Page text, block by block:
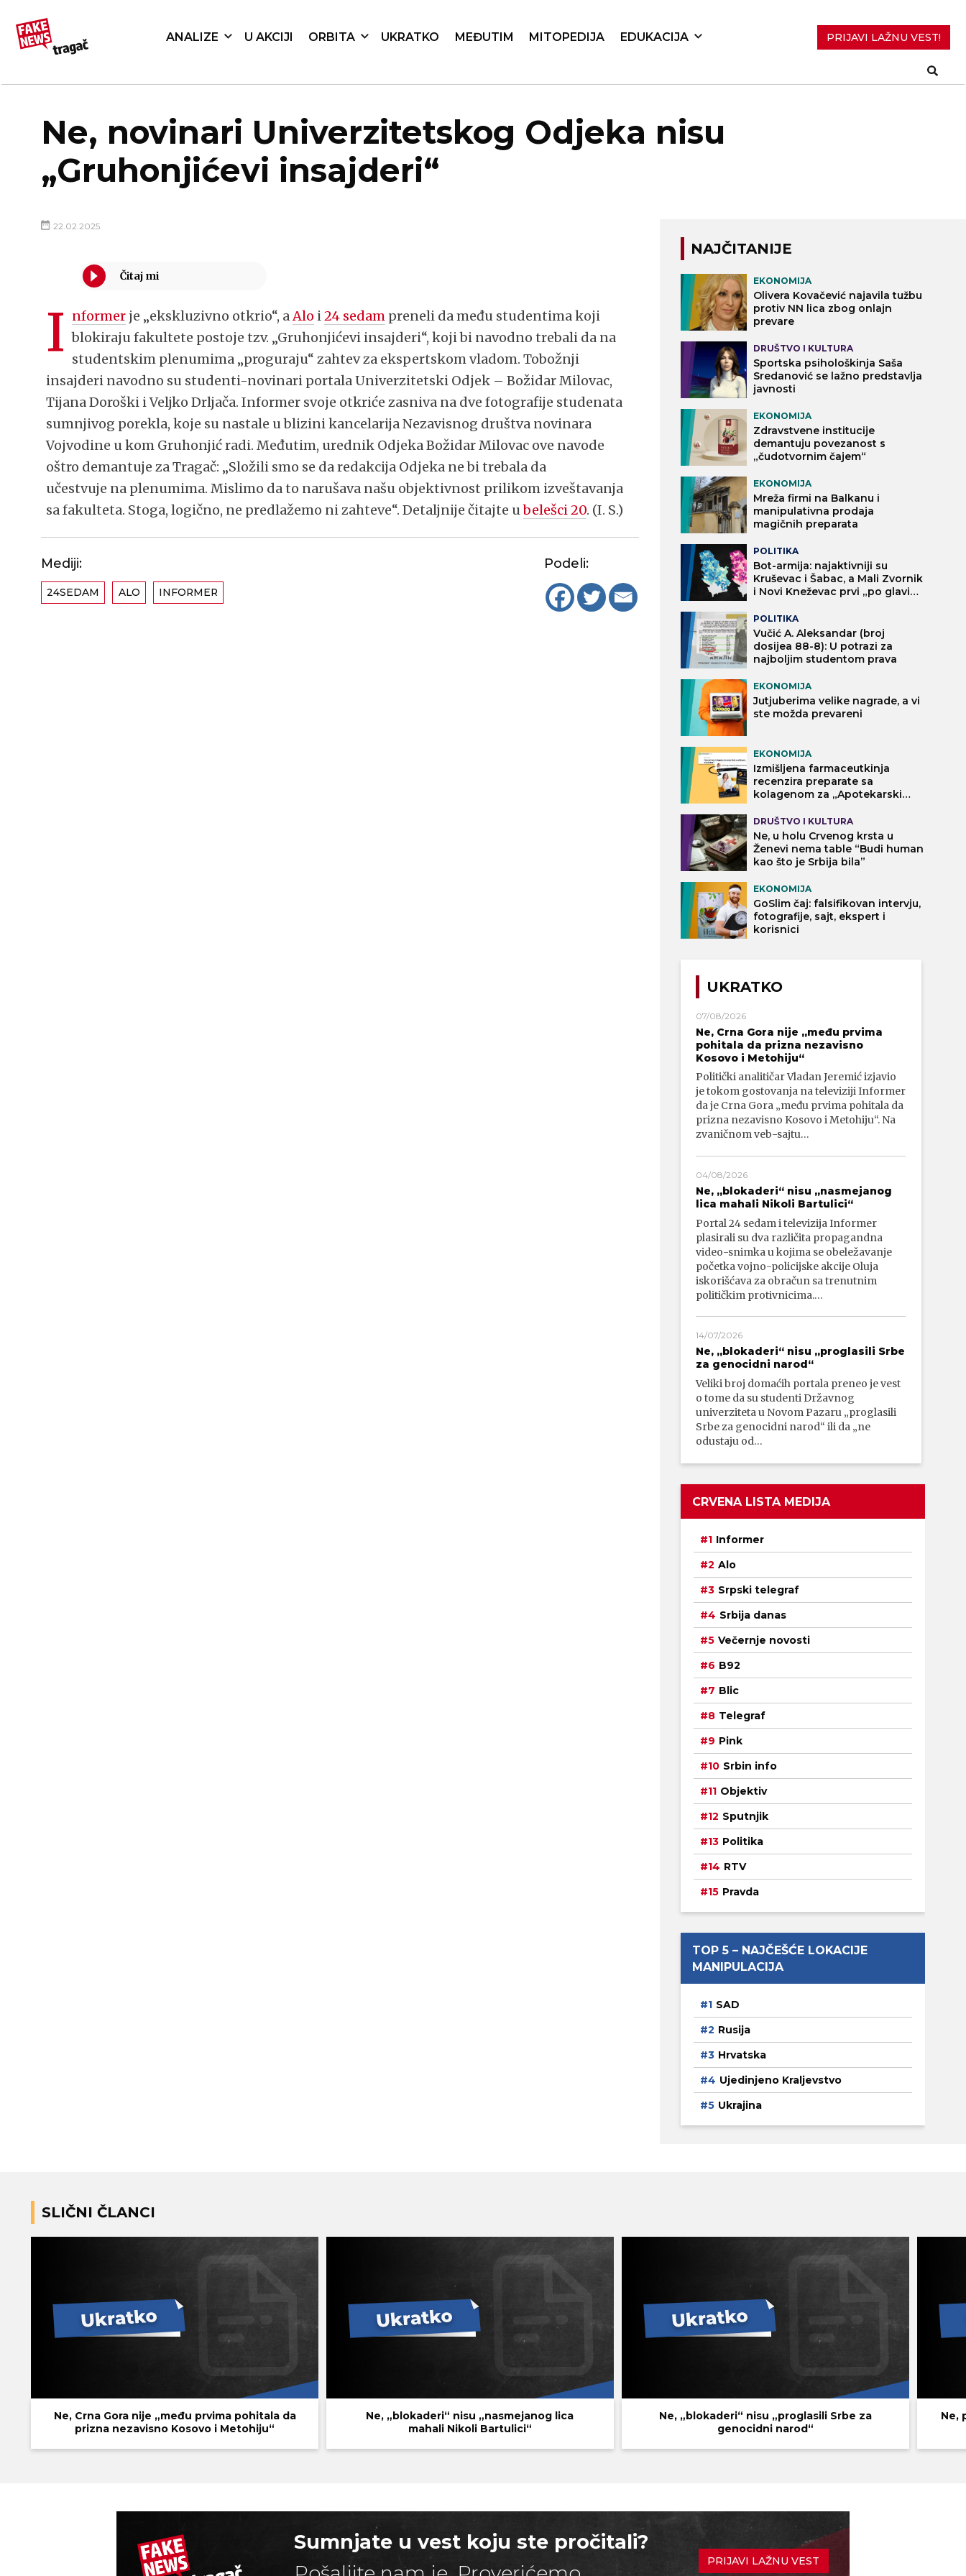
ANALIZE U AKCIJI ORBITA UKRATKO MEĐUTIM MITOPEDIJA EDUKACIJA PRIJAVI LAŽNU VEST!
Ne, novinari Univerzitetskog Odjeka nisu
„Gruhonjićevi insajderi“
22.02.2025.
I nformer je „ekskluzivno otkrio“, aAlo i24 sedam preneli da među studentima koji
blokiraju fakultete postoje tzv. „Gruhonjićevi insajderi“, koji bi navodno trebali da na
studentskim plenumima „proguraju“ zahtev za ekspertskom vladom. Tobožnji
insajderi navodno su studenti-novinari portala Univerzitetski Odjek – Božidar Milovac,
Tijana Doroški i Veljko Drljača. Informer svoje otkriće zasniva na dve fotografije studenata
sumnjivog porekla, koje su nastale u blizini kancelarija Nezavisnog društva novinara
Vojvodine u kom Gruhonjić radi. Međutim, urednik Odjeka Božidar Milovac ove navode
oštro demantuje za Tragač: „Složili smo se da redakcija Odjeka ne bi trebala da
učestvuje na plenumima. Mislimo da to narušava našu objektivnost prilikom izveštavanja
sa fakulteta. Stoga, logično, ne predlažemo ni zahteve“. Detaljnije čitajte ubelešci 20. (I. S.)
Mediji:
24SEDAM ALO INFORMER
Podeli:
NAJČITANIJE
EKONOMIJA
Olivera Kovačević najavila tužbu
protiv NN lica zbog onlajn
prevare
DRUŠTVO I KULTURA
Sportska psihološkinja Saša
Sredanović se lažno predstavlja
javnosti
EKONOMIJA
Zdravstvene institucije
demantuju povezanost s
„čudotvornim čajem“
EKONOMIJA
Mreža firmi na Balkanu i
manipulativna prodaja
magičnih preparata
POLITIKA
Bot-armija: najaktivniji su
Kruševac i Šabac, a Mali Zvornik
i Novi Kneževac prvi „po glavi
POLITIKA
Vučić A. Aleksandar (broj
dosijea 88-8): U potrazi za
najboljim studentom prava
EKONOMIJA
Jutjuberima velike nagrade, a vi
ste možda prevareni
EKONOMIJA
Izmišljena farmaceutkinja
recenzira preparate sa
kolagenom za „Apotekarski
DRUŠTVO I KULTURA
Ne, u holu Crvenog krsta u
Ženevi nema table “Budi human
kao što je Srbija bila”
EKONOMIJA
GoSlim čaj: falsifikovan intervju,
fotografije, sajt, ekspert i
korisnici
UKRATKO
07/08/2026
Ne, Crna Gora nije „među prvima
pohitala da prizna nezavisno
Kosovo i Metohiju“
Politički analitičar Vladan Jeremić izjavio
je tokom gostovanja na televiziji Informer
da je Crna Gora „među prvima pohitala da
prizna nezavisno Kosovo i Metohiju“. Na
zvaničnom veb-sajtu…
04/08/2026
Ne, „blokaderi“ nisu „nasmejanog
lica mahali Nikoli Bartulici“
Portal 24 sedam i televizija Informer
plasirali su dva različita propagandna
video-snimka u kojima se obeležavanje
početka vojno-policijske akcije Oluja
iskorišćava za obračun sa trenutnim
političkim protivnicima.…
14/07/2026
Ne, „blokaderi“ nisu „proglasili Srbe
za genocidni narod“
Veliki broj domaćih portala preneo je vest
o tome da su studenti Državnog
univerziteta u Novom Pazaru „proglasili
Srbe za genocidni narod“ ili da „ne
odustaju od…
CRVENA LISTA MEDIJA
Informer
Alo
Srpski telegraf
Srbija danas
Večernje novosti
B92
Blic
Telegraf
Pink
Srbin info
Objektiv
Sputnjik
Politika
RTV
Pravda
TOP 5 – NAJČEŠĆE LOKACIJE
MANIPULACIJA
SAD
Rusija
Hrvatska
Ujedinjeno Kraljevstvo
Ukrajina
SLIČNI ČLANCI
Ne, Crna Gora nije „među prvima pohitala da
prizna nezavisno Kosovo i Metohiju“
Ne, „blokaderi“ nisu „nasmejanog lica
mahali Nikoli Bartulici“
Ne, „blokaderi“ nisu „proglasili Srbe za
genocidni narod“
Ne,
Sumnjate u vest koju ste pročitali?
PRIJAVI LAŽNU VEST